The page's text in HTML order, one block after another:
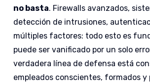
no basta. Firewalls avanzados,
detección de intrusiones,
múltiples factores: todo esto es
puede ser vanificado por un solo
verdadera línea de defensa está
empleados conscientes, formados y